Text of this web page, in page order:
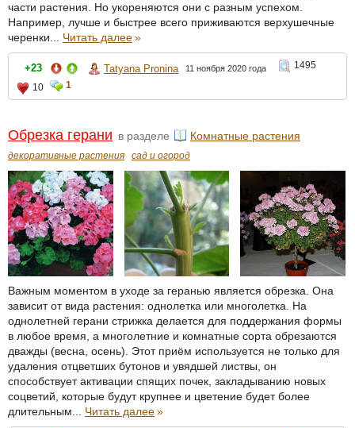
части растения. Но укореняются они с разным успехом.
Например, лучше и быстрее всего приживаются верхушечные
черенки... Читать далее»
+23 Tatyana Pronina 11 ноября 2020 года
1495
10
1
Обрезка герани в разделе Комнатные растения
декоративные растения сад и огород
Важным моментом в уходе за геранью является обрезка. Она
зависит от вида растения: однолетка или многолетка. На
однолетней герани стрижка делается для поддержания формы
в любое время, а многолетние и комнатные сорта обрезаются
дважды (весна, осень). Этот приём используется не только для
удаления отцветших бутонов и увядшей листвы, он
способствует активации спящих почек, закладыванию новых
соцветий, которые будут крупнее и цветение будет более
длительным... Читать далее»